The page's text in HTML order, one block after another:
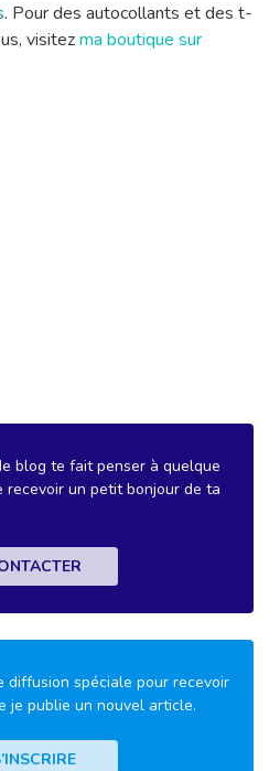
. Pour des autocollants et des t-
visitezma boutique sur
blog te fait penser à quelque
recevoir un petit bonjour de ta
diffusion spéciale pour recevoir
je publie un nouvel article.